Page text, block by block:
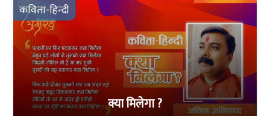
कविता-हिन्दी
क्या मिलेगा ?